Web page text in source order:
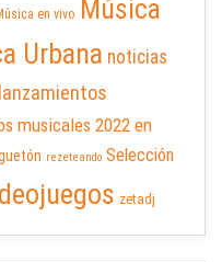
en vivo Música
Urbana noticias
musicales 2022 en
rezeteando Selección
zetadj